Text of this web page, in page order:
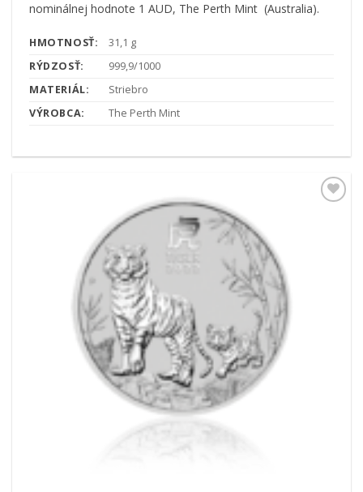
nominálnej hodnote 1 AUD, The Perth Mint (Australia).
HMOTNOSŤ:
31,1 g
RÝDZOSŤ:
999,9/1000
MATERIÁL:
Striebro
VÝROBCA:
The Perth Mint